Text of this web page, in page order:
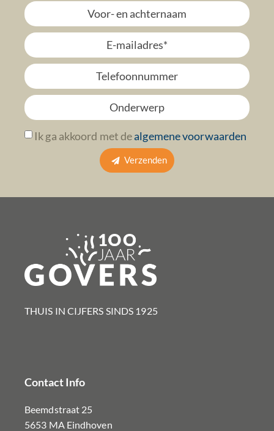
Ik ga akkoord met dealgemene voorwaarden
Verzenden
THUIS IN CIJFERS SINDS 1925​
Contact Info
Beemdstraat 25
5653 MA Eindhoven